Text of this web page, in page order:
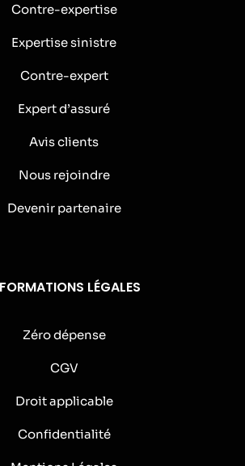
Contre-expertise
Expertise sinistre
Contre-expert
Expert d’assuré
Avis clients
Nous rejoindre
Devenir partenaire
LÉGALES
Zéro dépense
CGV
Droit applicable
Confidentialité